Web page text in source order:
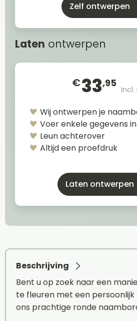
Zelf ontwerpen
Laten ontwerpen
€33,95
Incl.
Wij ontwerpen je
Voer enkele gegevens in
Leun achterover
Altijd een proefdruk
Laten ontwerpen
Beschrijving
Bent u op zoek naar een
te fleuren met een
ons prachtige ronde